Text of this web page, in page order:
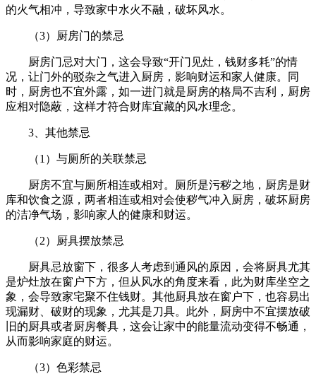
的火气相冲，导致家中水火不融，破坏风水。
（3）厨房门的禁忌
厨房门忌对大门，这会导致“开门见灶，钱财多耗”的情
况，让门外的驳杂之气进入厨房，影响财运和家人健康。同
时，厨房也不宜外露，如一进门就是厨房的格局不吉利，厨房
应相对隐蔽，这样才符合财库宜藏的风水理念。
3、其他禁忌
（1）与厕所的关联禁忌
厨房不宜与厕所相连或相对。厕所是污秽之地，厨房是财
库和饮食之源，两者相连或相对会使秽气冲入厨房，破坏厨房
的洁净气场，影响家人的健康和财运。
（2）厨具摆放禁忌
厨具忌放窗下，很多人考虑到通风的原因，会将厨具尤其
是炉灶放在窗户下方，但从风水的角度来看，此为财库坐空之
象，会导致家宅聚不住钱财。其他厨具放在窗户下，也容易出
现漏财、破财的现象，尤其是刀具。此外，厨房中不宜摆放破
旧的厨具或者厨房餐具，这会让家中的能量流动变得不畅通，
从而影响家庭的财运。
（3）色彩禁忌